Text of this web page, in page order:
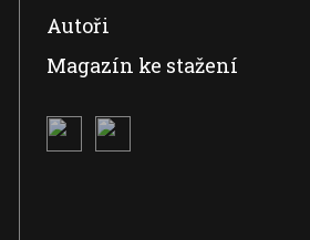
Autoři
Magazín ke stažení